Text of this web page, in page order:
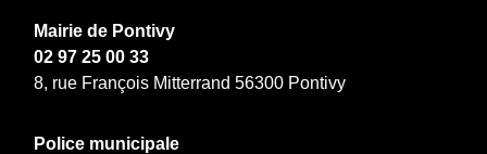
Mairie de Pontivy
02 97 25 00 33
8, rue François Mitterrand 56300 Pontivy
Police municipale